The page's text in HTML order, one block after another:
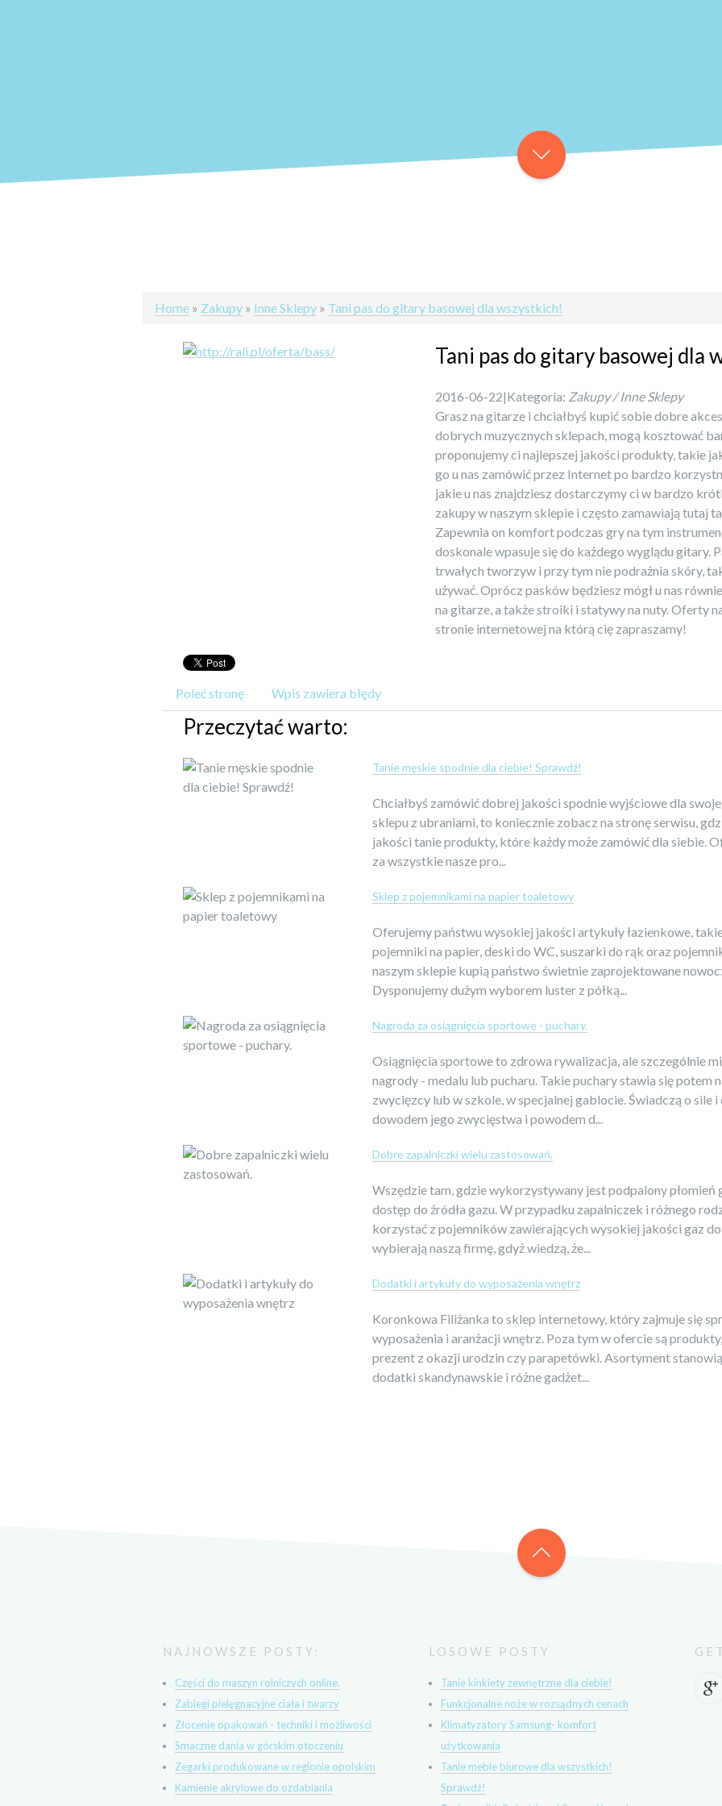
Home » Zakupy » Inne Sklepy » Tani pas do gitary basowej dla wszystkich!
Tani pas do gitary basowej dla
2016-06-22|Kategoria: Zakupy / Inne Sklepy
Grasz na gitarze i chciałbyś kupić sobie dobre
dobrych muzycznych sklepach, mogą kosztować
proponujemy ci najlepszej jakości produkty, takie
go u nas zamówić przez Internet po bardzo
jakie u nas znajdziesz dostarczymy ci w bardzo
zakupy w naszym sklepie i często zamawiają tutaj
Zapewnia on komfort podczas gry na tym
doskonale wpasuje się do każdego wyglądu gitary.
trwałych tworzyw i przy tym nie podrażnia skóry,
używać. Oprócz pasków będziesz mógł u nas
na gitarze, a także stroiki i statywy na nuty. Oferty
stronie internetowej na którą cię zapraszamy!
Poleć stronę Wpis zawiera błędy
Przeczytać warto:
Tanie męskie spodnie dla ciebie! Sprawdź!
Chciałbyś zamówić dobrej jakości spodnie wyjściowe dla
sklepu z ubraniami, to koniecznie zobacz na stronę serwisu,
jakości tanie produkty, które każdy może zamówić dla siebie.
za wszystkie nasze pro...
Sklep z pojemnikami na papier toaletowy
Oferujemy państwu wysokiej jakości artykuły łazienkowe, takie
pojemniki na papier, deski do WC, suszarki do rąk oraz
naszym sklepie kupią państwo świetnie zaprojektowane
Dysponujemy dużym wyborem luster z półką...
Nagroda za osiągnięcia sportowe - puchary.
Osiągnięcia sportowe to zdrowa rywalizacja, ale szczególnie
nagrody - medalu lub pucharu. Takie puchary stawia się potem
zwycięzcy lub w szkole, w specjalnej gablocie. Świadczą o sile i
dowodem jego zwycięstwa i powodem d...
Dobre zapalniczki wielu zastosowań.
Wszędzie tam, gdzie wykorzystywany jest podpalony płomień
dostęp do źródła gazu. W przypadku zapalniczek i różnego
korzystać z pojemników zawierających wysokiej jakości gaz do
wybierają naszą firmę, gdyż wiedzą, że...
Dodatki i artykuły do wyposażenia wnętrz
Koronkowa Filiżanka to sklep internetowy, który zajmuje się
wyposażenia i aranżacji wnętrz. Poza tym w ofercie są
prezent z okazji urodzin czy parapetówki. Asortyment
dodatki skandynawskie i różne gadżet...
NAJNOWSZE POSTY:
Części do maszyn rolniczych online.
Zabiegi pielęgnacyjne ciała i twarzy
Złocenie opakowań - techniki i możliwości
Smaczne dania w górskim otoczeniu
Zegarki produkowane w regionie opolskim
Kamienie akrylowe do ozdabiania
LOSOWE POSTY
Tanie kinkiety zewnętrzne dla ciebie!
Funkcjonalne noże w rozsądnych cenach
Klimatyzatory Samsung- komfort
użytkowania
Tanie meble biurowe dla wszystkich!
Sprawdź!